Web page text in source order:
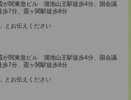
が関東急ビル 溜池山王駅徒歩4分、国会議
歩7分、霞ヶ関駅徒歩8分
とお伝えください
が関東急ビル 溜池山王駅徒歩4分、国会議
歩7分、霞ヶ関駅徒歩8分
とお伝えください